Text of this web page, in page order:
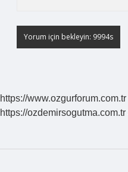
https://www.ozgurforum.com.tr
https://ozdemirsogutma.com.tr